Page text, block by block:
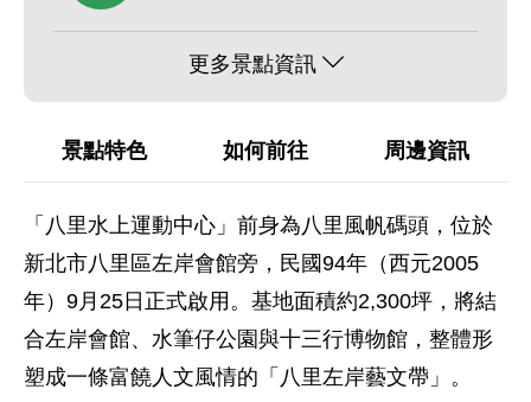
更多景點資訊
景點特色 如何前往 周邊資訊
「八里水上運動中心」前身為八里風帆碼頭，位於
新北市八里區左岸會館旁，民國94年（西元2005
年）9月25日正式啟用。基地面積約2,300坪，將結
合左岸會館、水筆仔公園與十三行博物館，整體形
塑成一條富饒人文風情的「八里左岸藝文帶」。